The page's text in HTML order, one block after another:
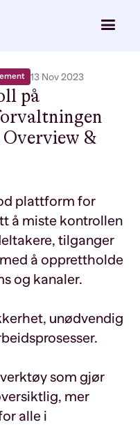
13 Nov 2023
på
Overview &
plattform for
å miste kontrollen
tilganger
å opprettholde
og kanaler.
unødvendig
som gjør
mer
alle i